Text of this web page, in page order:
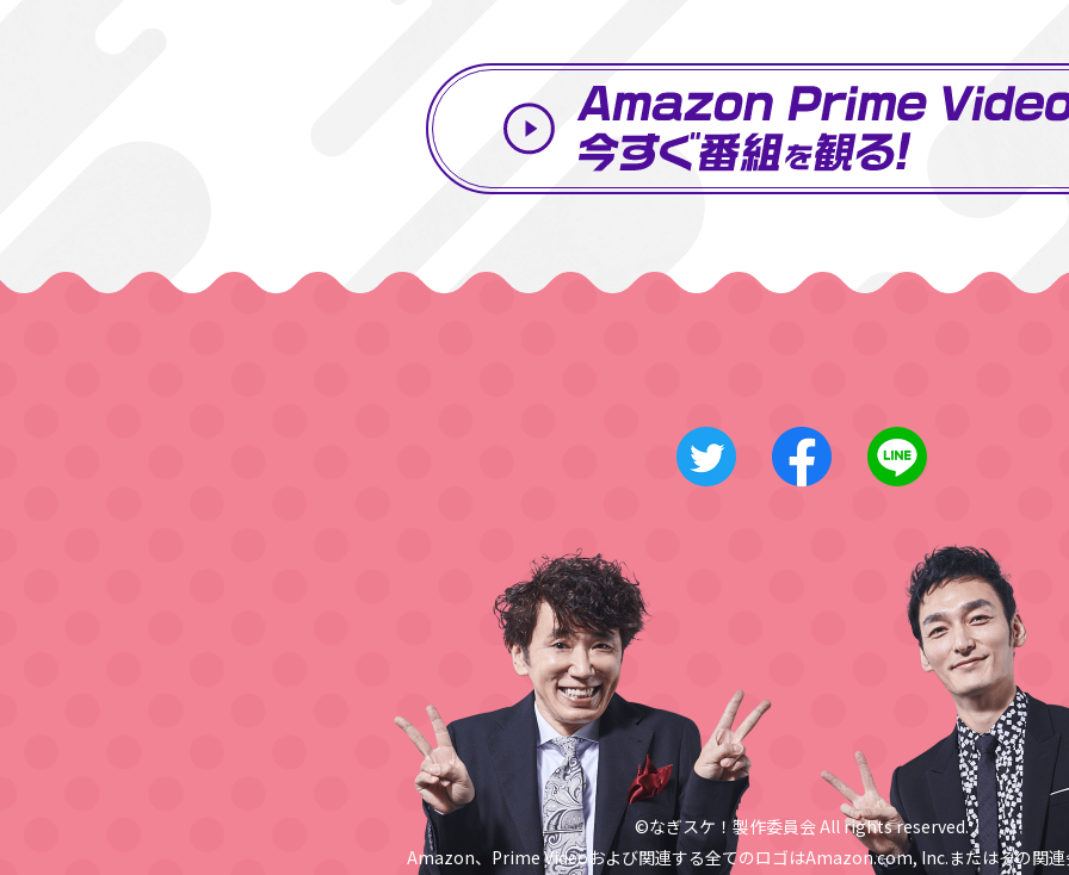
©なぎスケ！製作委員会 All rights reserved.
Amazon、Prime Videoおよび関連する全てのロゴはAmazon.com, Inc.またはその関